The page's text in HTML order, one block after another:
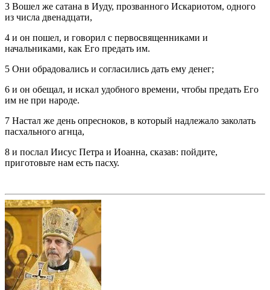
3 Вошел же сатана в Иуду, прозванного Искариотом, одного
из числа двенадцати,
4 и он пошел, и говорил с первосвященниками и
начальниками, как Его предать им.
5 Они обрадовались и согласились дать ему денег;
6 и он обещал, и искал удобного времени, чтобы предать Его
им не при народе.
7 Настал же день опресноков, в который надлежало заколать
пасхального агнца,
8 и послал Иисус Петра и Иоанна, сказав: пойдите,
приготовьте нам есть пасху.